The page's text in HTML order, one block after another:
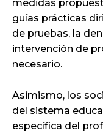
medidas
guías prácticas
de pruebas, la
intervención de
necesario.
Asimismo, los
del sistema
específica del